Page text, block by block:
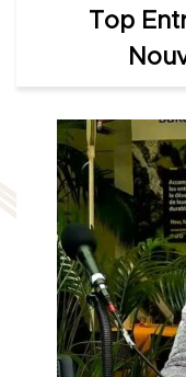
Top